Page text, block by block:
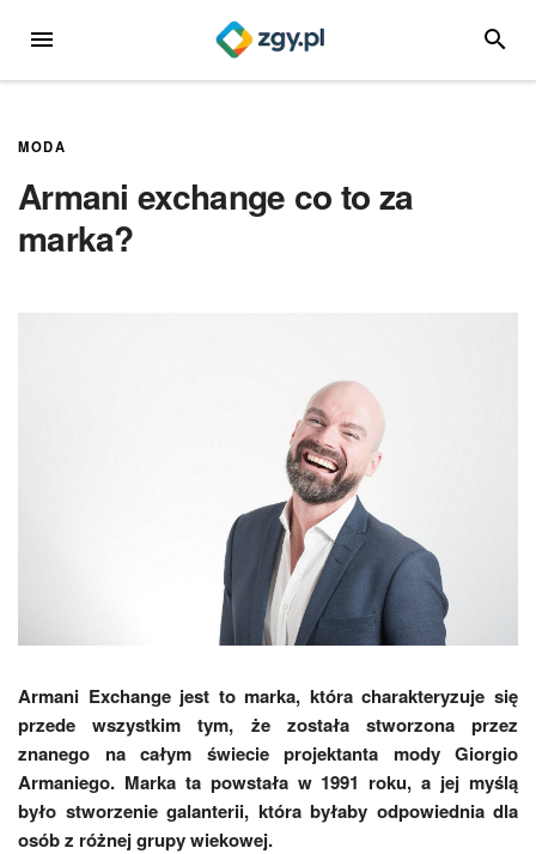
MENU
MODA
Armani exchange co to za
marka?
Armani Exchange jest to marka, która charakteryzuje się
przede wszystkim tym, że została stworzona przez
znanego na całym świecie projektanta mody Giorgio
Armaniego. Marka ta powstała w 1991 roku, a jej myślą
było stworzenie galanterii, która byłaby odpowiednia dla
osób z różnej grupy wiekowej.